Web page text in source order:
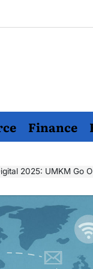
Finance
2025: UMKM Go